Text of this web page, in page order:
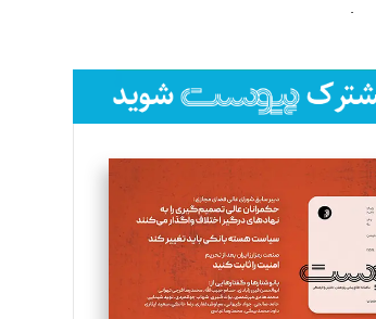
فتحی رستمی
کرمیان